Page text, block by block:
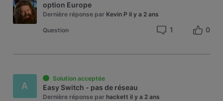
option Europe
Dernière réponse par Kevin P il y a 2 ans
Question 1 0
A
Solution acceptée
Easy Switch - pas de réseau
Dernière réponse par hackett il y a 2 ans